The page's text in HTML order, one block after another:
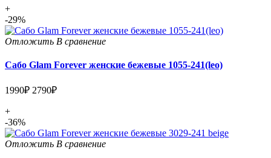
+
-29%
Отложить В сравнение
Сабо Glam Forever женские бежевые 1055-241(leo)
1990₽ 2790₽
+
-36%
Отложить В сравнение